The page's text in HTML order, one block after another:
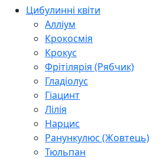
Цибулинні квіти
Алліум
Крокосмія
Крокус
Фрітілярія (Рябчик)
Гладіолус
Гіацинт
Лілія
Нарцис
Ранункулюс (Жовтець)
Тюльпан